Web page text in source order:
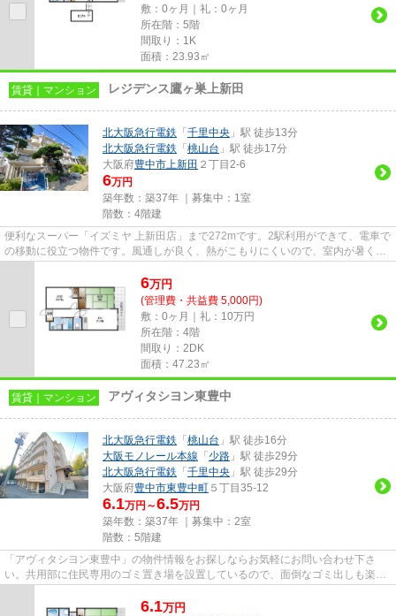
敷：0ヶ月｜礼：0ヶ月
所在階：5階
間取り：1K
面積：23.93㎡
賃貸｜マンション レジデンス鷹ヶ巣上新田
北大阪急行電鉄 「 千里中央 」駅 徒歩13分
北大阪急行電鉄 「 桃山台 」駅 徒歩17分
大阪府豊中市上新田 ２丁目2-6
6万円
築年数：築37年 ｜募集中： 1室
階数：4階建
便利なスーパー「イズミヤ 上新田店」まで272mです。2駅利用ができて、電車で
の移動に役立つ物件です。風通しが良く、熱がこもりにくいので、室内が暑くな
6万円
(管理費・共益費 5,000円)
敷：0ヶ月｜礼：10万円
所在階：4階
間取り：2DK
面積：47.23㎡
賃貸｜マンション アヴィタシヨン東豊中
北大阪急行電鉄 「 桃山台 」駅 徒歩16分
大阪モノレール本線 「 少路 」駅 徒歩29分
北大阪急行電鉄 「 千里中央 」駅 徒歩29分
大阪府豊中市東豊中町 ５丁目35-12
6.1万円～6.5万円
築年数：築37年 ｜募集中： 2室
階数：5階建
「アヴィタシヨン東豊中」の物件情報をお探しならお気軽にお問い合わせ下さ
い。共用部に住民専用のゴミ置き場を設置しているので、面倒なゴミ出しも楽に
6.1万円